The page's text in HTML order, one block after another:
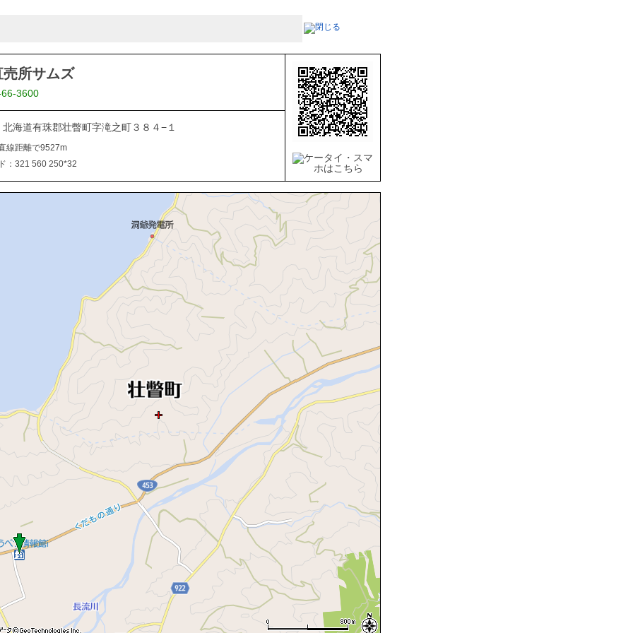
所サムズ
66-3600
海道有珠郡壮瞥町字滝之町３８４−１
線距離で9527m
：321 560 250*32